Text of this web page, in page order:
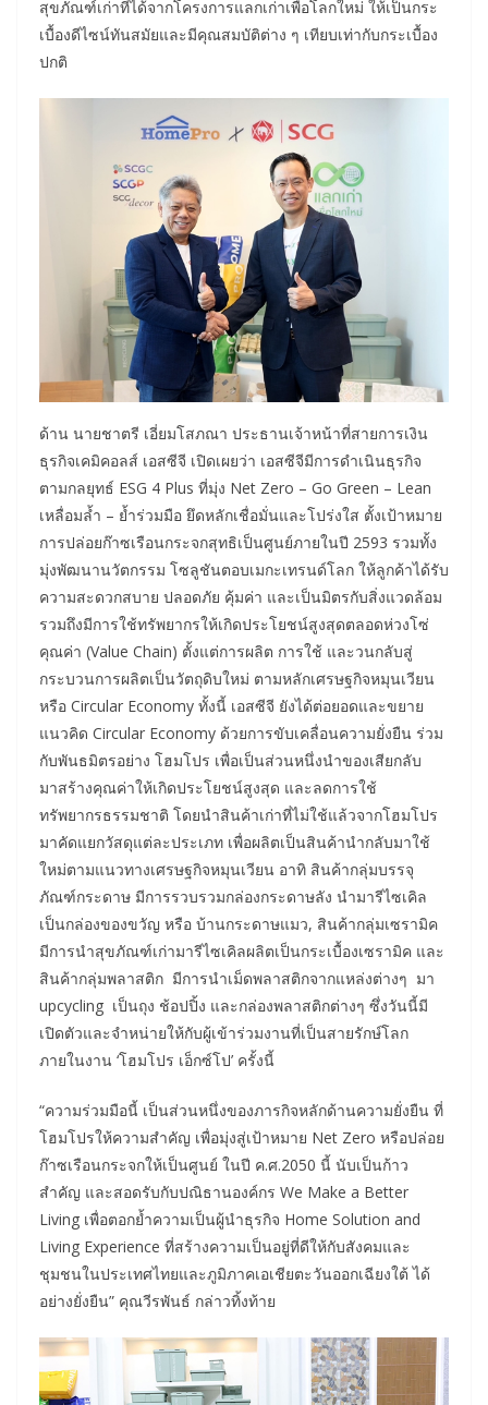
สุขภัณฑ์เก่าที่ได้จากโครงการแลกเก่าเพื่อโลกใหม่ ให้เป็นกระ
เบื้องดีไซน์ทันสมัยและมีคุณสมบัติต่าง ๆ เทียบเท่ากับกระเบื้อง
ปกติ
ด้าน นายชาตรี เอี่ยมโสภณา ประธานเจ้าหน้าที่สายการเงิน
ธุรกิจเคมิคอลส์ เอสซีจี เปิดเผยว่า เอสซีจีมีการดำเนินธุรกิจ
ตามกลยุทธ์ ESG 4 Plus ที่มุ่ง Net Zero – Go Green – Lean
เหลื่อมล้ำ – ย้ำร่วมมือ ยึดหลักเชื่อมั่นและโปร่งใส ตั้งเป้าหมาย
การปล่อยก๊าซเรือนกระจกสุทธิเป็นศูนย์ภายในปี 2593 รวมทั้ง
มุ่งพัฒนานวัตกรรม โซลูชันตอบเมกะเทรนด์โลก ให้ลูกค้าได้รับ
ความสะดวกสบาย ปลอดภัย คุ้มค่า และเป็นมิตรกับสิ่งแวดล้อม
รวมถึงมีการใช้ทรัพยากรให้เกิดประโยชน์สูงสุดตลอดห่วงโซ่
คุณค่า (Value Chain) ตั้งแต่การผลิต การใช้ และวนกลับสู่
กระบวนการผลิตเป็นวัตถุดิบใหม่ ตามหลักเศรษฐกิจหมุนเวียน
หรือ Circular Economy ทั้งนี้ เอสซีจี ยังได้ต่อยอดและขยาย
แนวคิด Circular Economy ด้วยการขับเคลื่อนความยั่งยืน ร่วม
กับพันธมิตรอย่าง โฮมโปร เพื่อเป็นส่วนหนึ่งนำของเสียกลับ
มาสร้างคุณค่าให้เกิดประโยชน์สูงสุด และลดการใช้
ทรัพยากรธรรมชาติ โดยนำสินค้าเก่าที่ไม่ใช้แล้วจากโฮมโปร
มาคัดแยกวัสดุแต่ละประเภท เพื่อผลิตเป็นสินค้านำกลับมาใช้
ใหม่ตามแนวทางเศรษฐกิจหมุนเวียน อาทิ สินค้ากลุ่มบรรจุ
ภัณฑ์กระดาษ มีการรวบรวมกล่องกระดาษลัง นำมารีไซเคิล
เป็นกล่องของขวัญ หรือ บ้านกระดาษแมว, สินค้ากลุ่มเซรามิค
มีการนำสุขภัณฑ์เก่ามารีไซเคิลผลิตเป็นกระเบื้องเซรามิค และ
สินค้ากลุ่มพลาสติก มีการนำเม็ดพลาสติกจากแหล่งต่างๆ มา
upcycling เป็นถุง ช้อปปิ้ง และกล่องพลาสติกต่างๆ ซึ่งวันนี้มี
เปิดตัวและจำหน่ายให้กับผู้เข้าร่วมงานที่เป็นสายรักษ์โลก
ภายในงาน ‘โฮมโปร เอ็กซ์โป’ ครั้งนี้
“ความร่วมมือนี้ เป็นส่วนหนึ่งของภารกิจหลักด้านความยั่งยืน ที่
โฮมโปรให้ความสำคัญ เพื่อมุ่งสู่เป้าหมาย Net Zero หรือปล่อย
ก๊าซเรือนกระจกให้เป็นศูนย์ ในปี ค.ศ.2050 นี้ นับเป็นก้าว
สำคัญ และสอดรับกับปณิธานองค์กร We Make a Better
Living เพื่อตอกย้ำความเป็นผู้นำธุรกิจ Home Solution and
Living Experience ที่สร้างความเป็นอยู่ที่ดีให้กับสังคมและ
ชุมชนในประเทศไทยและภูมิภาคเอเชียตะวันออกเฉียงใต้ ได้
อย่างยั่งยืน” คุณวีรพันธ์ กล่าวทิ้งท้าย